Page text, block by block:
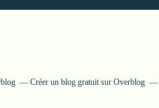
Créer un blog gratuit sur Overblog